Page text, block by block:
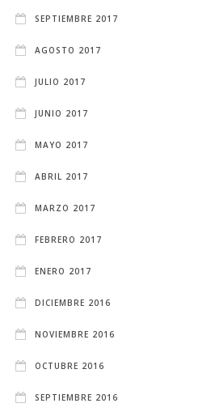
SEPTIEMBRE 2017
AGOSTO 2017
JULIO 2017
JUNIO 2017
MAYO 2017
ABRIL 2017
MARZO 2017
FEBRERO 2017
ENERO 2017
DICIEMBRE 2016
NOVIEMBRE 2016
OCTUBRE 2016
SEPTIEMBRE 2016